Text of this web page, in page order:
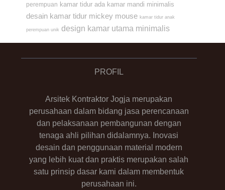
perempuan kamar tidur ada kamar mandi minimalis
desain kamar tidur mickey mouse kamar tidur anak
perempuan unik design kamar utama minimalis
PROFIL
Arsitek Kontraktor Jogja merupakan
perusahaan dalam bidang jasa perencanaan
dan pelaksanaan pembangunan dengan
tenaga ahli pilihan didalamnya. Inovasi
desain dan penggunaan material modern
yang lebih kuat dan praktis merupakan salah
satu prinsip dasar kami dalam membentuk
perusahaan ini.